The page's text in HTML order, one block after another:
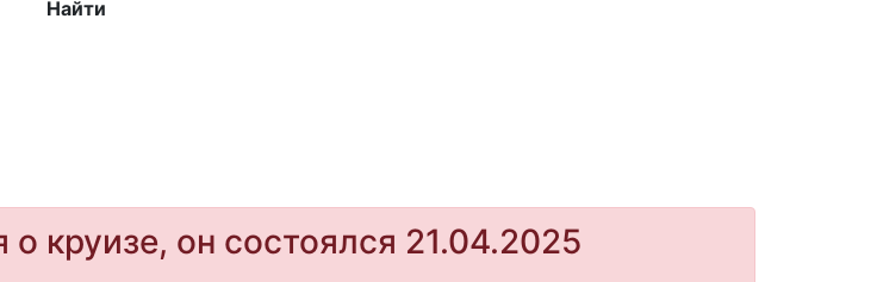
Найти
круизе, он состоялся 21.04.2025